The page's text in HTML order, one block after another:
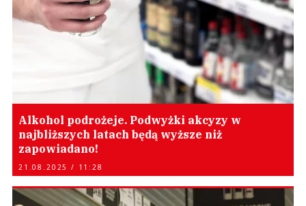
Alkohol podrożeje. Podwyżki akcyzy w
najbliższych latach będą wyższe niż
zapowiadano!
21.08.2025 / 11:28